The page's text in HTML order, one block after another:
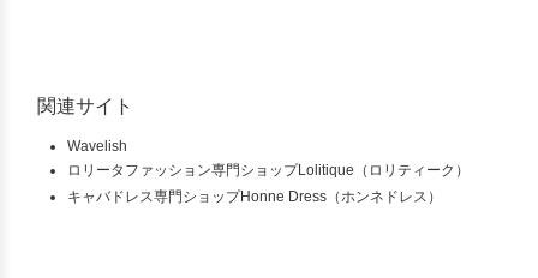
関連サイト
Wavelish
ロリータファッション専門ショップLolitique（ロリティーク）
キャバドレス専門ショップHonne Dress（ホンネドレス）